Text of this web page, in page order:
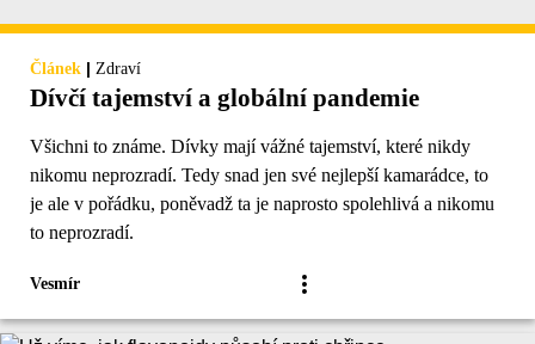
Článek | Zdraví
Dívčí tajemství a globální pandemie
Všichni to známe. Dívky mají vážné tajemství, které nikdy
nikomu neprozradí. Tedy snad jen své nejlepší kamarádce, to
je ale v pořádku, poněvadž ta je naprosto spolehlivá a nikomu
to neprozradí.
Vesmír